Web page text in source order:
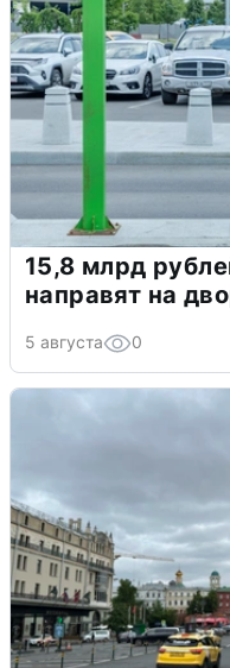
15,8 млрд
направят на
5 августа 0